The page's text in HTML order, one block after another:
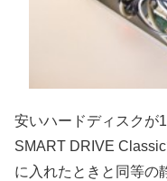
安いハードディスクが
SMART DRIVE
に入れたときと同等の